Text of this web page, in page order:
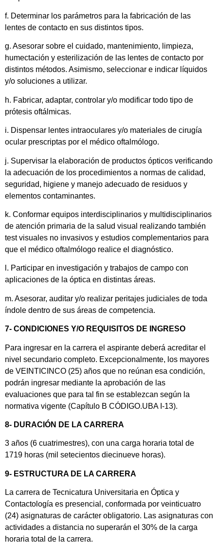
f. Determinar los parámetros para la fabricación de las
lentes de contacto en sus distintos tipos.
g. Asesorar sobre el cuidado, mantenimiento, limpieza,
humectación y esterilización de las lentes de contacto por
distintos métodos. Asimismo, seleccionar e indicar líquidos
y/o soluciones a utilizar.
h. Fabricar, adaptar, controlar y/o modificar todo tipo de
prótesis oftálmicas.
i. Dispensar lentes intraoculares y/o materiales de cirugía
ocular prescriptas por el médico oftalmólogo.
j. Supervisar la elaboración de productos ópticos verificando
la adecuación de los procedimientos a normas de calidad,
seguridad, higiene y manejo adecuado de residuos y
elementos contaminantes.
k. Conformar equipos interdisciplinarios y multidisciplinarios
de atención primaria de la salud visual realizando también
test visuales no invasivos y estudios complementarios para
que el médico oftalmólogo realice el diagnóstico.
l. Participar en investigación y trabajos de campo con
aplicaciones de la óptica en distintas áreas.
m. Asesorar, auditar y/o realizar peritajes judiciales de toda
índole dentro de sus áreas de competencia.
7- CONDICIONES Y/O REQUISITOS DE INGRESO
Para ingresar en la carrera el aspirante deberá acreditar el
nivel secundario completo. Excepcionalmente, los mayores
de VEINTICINCO (25) años que no reúnan esa condición,
podrán ingresar mediante la aprobación de las
evaluaciones que para tal fin se establezcan según la
normativa vigente (Capítulo B CÓDIGO.UBA I-13).
8- DURACIÓN DE LA CARRERA
3 años (6 cuatrimestres), con una carga horaria total de
1719 horas (mil setecientos diecinueve horas).
9- ESTRUCTURA DE LA CARRERA
La carrera de Tecnicatura Universitaria en Óptica y
Contactología es presencial, conformada por veinticuatro
(24) asignaturas de carácter obligatorio. Las asignaturas con
actividades a distancia no superarán el 30% de la carga
horaria total de la carrera.